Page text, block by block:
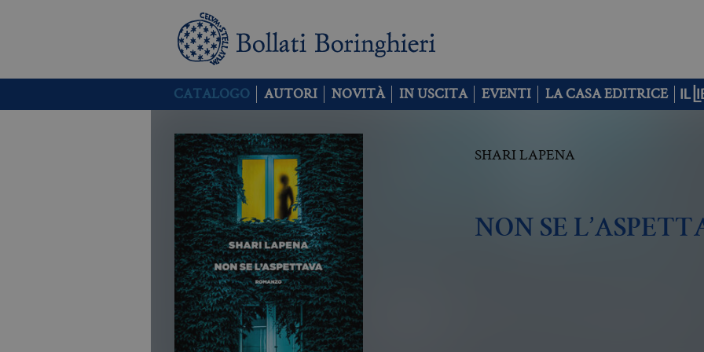
CATALOGO AUTORI NOVITÀ IN USCITA EVENTI LA CASA EDITRICE
SHARI LAPENA
NON SE